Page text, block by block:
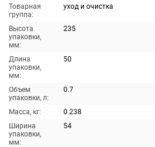
Товарная
группа:
уход и очистка
Высота
упаковки,
мм:
235
Длина
упаковки,
мм:
50
Объем
упаковки, л:
0.7
Масса, кг:
0.238
Ширина
упаковки,
мм:
54